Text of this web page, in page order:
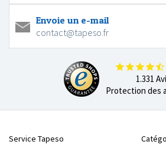
Envoie un e-mail
contact@tapeso.fr
1.331
Protection des
Service Tapeso